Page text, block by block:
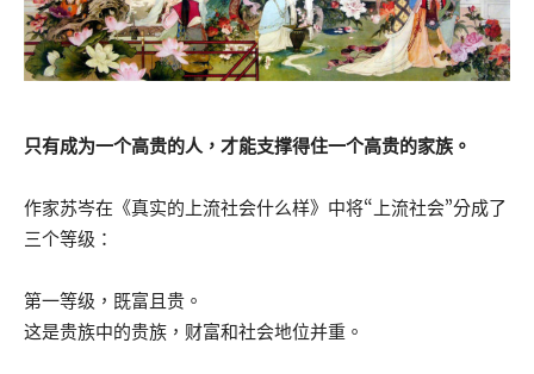
只有成为一个高贵的人，才能支撑得住一个高贵的家族。
作家苏岑在《真实的上流社会什么样》中将“上流社会”分成了
三个等级：
第一等级，既富且贵。
这是贵族中的贵族，财富和社会地位并重。